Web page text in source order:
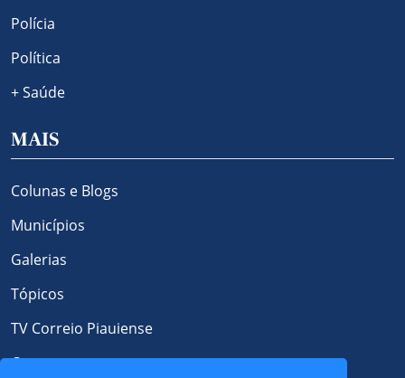
Polícia
Política
+ Saúde
MAIS
Colunas e Blogs
Municípios
Galerias
Tópicos
TV Correio Piauiense
Contato